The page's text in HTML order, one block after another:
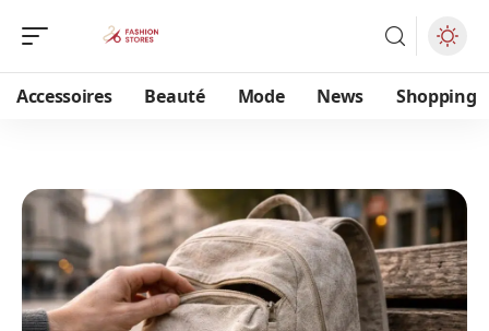
Accessoires Beauté Mode News Shopping